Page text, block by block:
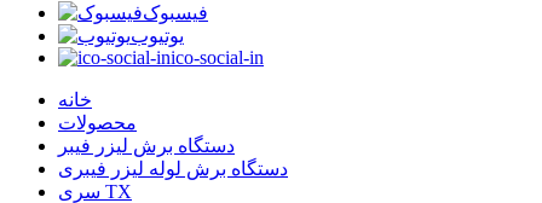
فیسبوک
یوتیوب
ico-social-in
خانه
محصولات
دستگاه برش لیزر فیبر
دستگاه برش لوله لیزر فیبری
سری TX